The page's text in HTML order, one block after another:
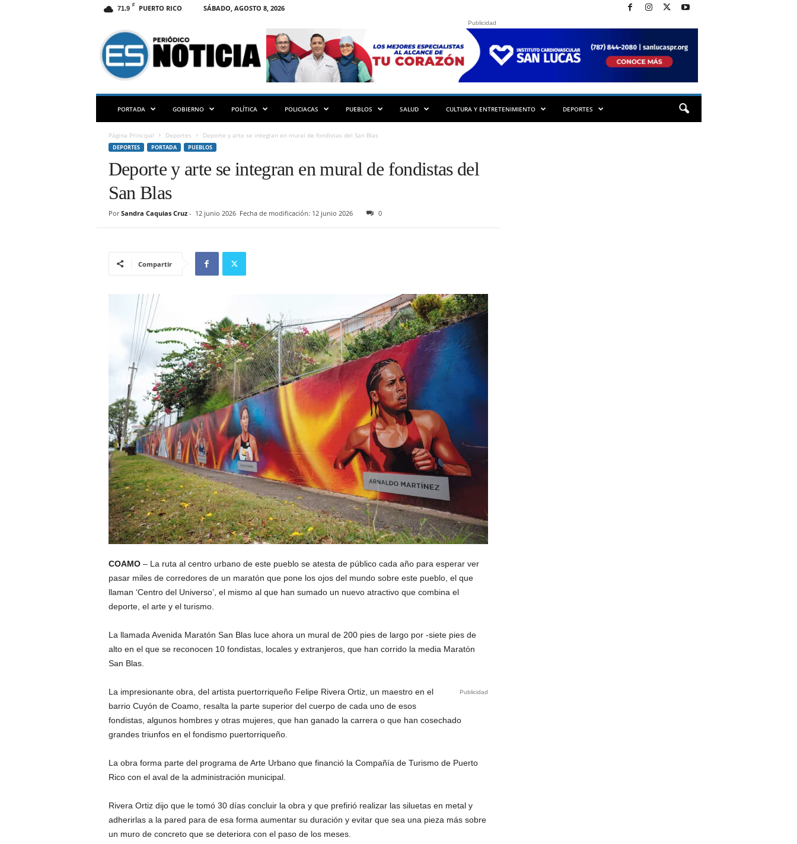
71.9 F PUERTO RICO SÁBADO, AGOSTO 8, 2026
S
N
O
Publicidad
PORTADA GOBIERNO POLÍTICA POLICIACAS PUEBLOS SALUD CULTURA Y ENTRETENIMIENTO DEPORTES
Página Principal Deportes Deporte y arte se integran en mural de fondistas del San Blas
DEPORTES PORTADA PUEBLOS
Deporte y arte se integran en mural de fondistas del
San Blas
Por Sandra Caquias Cruz- 12 junio 2026 Fecha de modificación: 12 junio 2026 0
Compartir
COAMO– La ruta al centro urbano de este pueblo se atesta de público cada año para esperar ver
pasar miles de corredores de un maratón que pone los ojos del mundo sobre este pueblo, el que
llaman ‘Centro del Universo’, el mismo al que han sumado un nuevo atractivo que combina el
deporte, el arte y el turismo.
La llamada Avenida Maratón San Blas luce ahora un mural de 200 pies de largo por -siete pies de
alto en el que se reconocen 10 fondistas, locales y extranjeros, que han corrido la media Maratón
San Blas.
Publicidad
La impresionante obra, del artista puertorriqueño Felipe Rivera Ortiz, un maestro en el
barrio Cuyón de Coamo, resalta la parte superior del cuerpo de cada uno de esos
fondistas, algunos hombres y otras mujeres, que han ganado la carrera o que han cosechado
grandes triunfos en el fondismo puertorriqueño.
La obra forma parte del programa de Arte Urbano que financió la Compañía de Turismo de Puerto
Rico con el aval de la administración municipal.
Rivera Ortiz dijo que le tomó 30 días concluir la obra y que prefirió realizar las siluetas en metal y
adherirlas a la pared para de esa forma aumentar su duración y evitar que sea una pieza más sobre
un muro de concreto que se deteriora con el paso de los meses.